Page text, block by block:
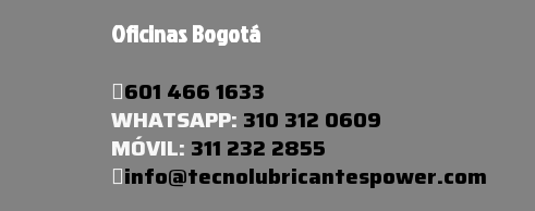
Oficinas Bogotá
601 466 1633
WHATSAPP: 310 312 0609
MÓVIL: 311 232 2855
info@tecnolubricantespower.com